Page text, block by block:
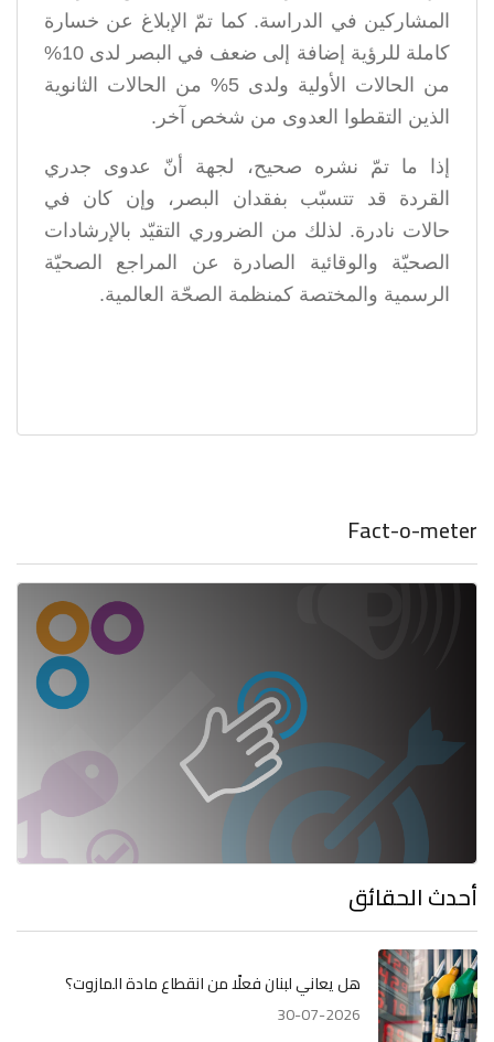
المشاركين في الدراسة. كما تمّ الإبلاغ عن خسارة
كاملة للرؤية إضافة إلى ضعف في البصر لدى 10%
من الحالات الأولية ولدى 5% من الحالات الثانوية
الذين التقطوا العدوى من شخص آخر.
إذا ما تمّ نشره صحيح، لجهة أنّ عدوى جدري
القردة قد تتسبّب بفقدان البصر، وإن كان في
حالات نادرة. لذلك من الضروري التقيّد بالإرشادات
الصحيّة والوقائية الصادرة عن المراجع الصحيّة
الرسمية والمختصة كمنظمة الصحّة العالمية.
Fact-o-meter
أحدث الحقائق
هل يعاني لبنان فعلًا من انقطاع مادة المازوت؟
30-07-2026